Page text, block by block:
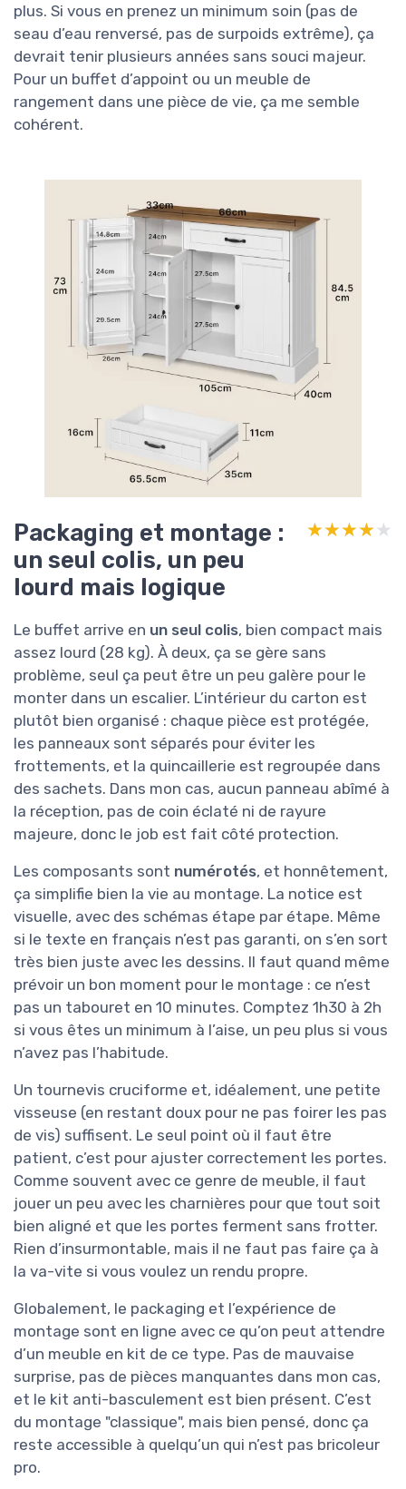
plus. Si vous en prenez un minimum soin (pas de
seau d’eau renversé, pas de surpoids extrême), ça
devrait tenir plusieurs années sans souci majeur.
Pour un buffet d’appoint ou un meuble de
rangement dans une pièce de vie, ça me semble
cohérent.
Packaging et montage :
un seul colis, un peu
lourd mais logique
★★★★★
★★★★★
Le buffet arrive en un seul colis, bien compact mais
assez lourd (28 kg). À deux, ça se gère sans
problème, seul ça peut être un peu galère pour le
monter dans un escalier. L’intérieur du carton est
plutôt bien organisé : chaque pièce est protégée,
les panneaux sont séparés pour éviter les
frottements, et la quincaillerie est regroupée dans
des sachets. Dans mon cas, aucun panneau abîmé à
la réception, pas de coin éclaté ni de rayure
majeure, donc le job est fait côté protection.
Les composants sont numérotés, et honnêtement,
ça simplifie bien la vie au montage. La notice est
visuelle, avec des schémas étape par étape. Même
si le texte en français n’est pas garanti, on s’en sort
très bien juste avec les dessins. Il faut quand même
prévoir un bon moment pour le montage : ce n’est
pas un tabouret en 10 minutes. Comptez 1h30 à 2h
si vous êtes un minimum à l’aise, un peu plus si vous
n’avez pas l’habitude.
Un tournevis cruciforme et, idéalement, une petite
visseuse (en restant doux pour ne pas foirer les pas
de vis) suffisent. Le seul point où il faut être
patient, c’est pour ajuster correctement les portes.
Comme souvent avec ce genre de meuble, il faut
jouer un peu avec les charnières pour que tout soit
bien aligné et que les portes ferment sans frotter.
Rien d’insurmontable, mais il ne faut pas faire ça à
la va-vite si vous voulez un rendu propre.
Globalement, le packaging et l’expérience de
montage sont en ligne avec ce qu’on peut attendre
d’un meuble en kit de ce type. Pas de mauvaise
surprise, pas de pièces manquantes dans mon cas,
et le kit anti-basculement est bien présent. C’est
du montage "classique", mais bien pensé, donc ça
reste accessible à quelqu’un qui n’est pas bricoleur
pro.